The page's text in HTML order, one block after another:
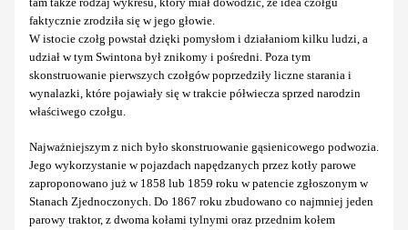
faktycznie zrodziła się w jego głowie.
W istocie czołg powstał dzięki pomysłom i działaniom kilku ludzi, a
udział w tym Swintona był znikomy i pośredni. Poza tym
skonstruowanie pierwszych czołgów poprzedziły liczne starania i
wynalazki, które pojawiały się w trakcie półwiecza sprzed narodzin
właściwego czołgu.
Najważniejszym z nich było skonstruowanie gąsienicowego podwozia.
Jego wykorzystanie w pojazdach napędzanych przez kotły parowe
zaproponowano już w 1858 lub 1859 roku w patencie zgłoszonym w
Stanach Zjednoczonych. Do 1867 roku zbudowano co najmniej jeden
parowy traktor, z dwoma kołami tylnymi oraz przednim kołem